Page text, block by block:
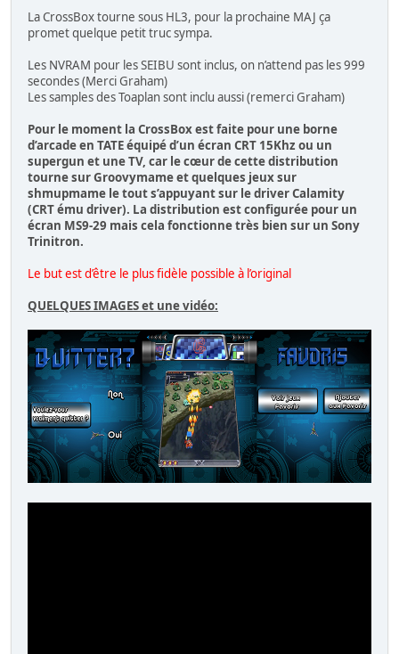
La CrossBox tourne sous HL3, pour la prochaine MAJ ça
promet quelque petit truc sympa.
Les NVRAM pour les SEIBU sont inclus, on n’attend pas les 999
secondes (Merci Graham)
Les samples des Toaplan sont inclu aussi (remerci Graham)
Pour le moment la CrossBox est faite pour une borne
d’arcade en TATE équipé d’un écran CRT 15Khz ou un
supergun et une TV, car le cœur de cette distribution
tourne sur Groovymame et quelques jeux sur
shmupmame le tout s’appuyant sur le driver Calamity
(CRT ému driver). La distribution est configurée pour un
écran MS9-29 mais cela fonctionne très bien sur un Sony
Trinitron.
Le but est d’être le plus fidèle possible à l’original
QUELQUES IMAGES et une vidéo: